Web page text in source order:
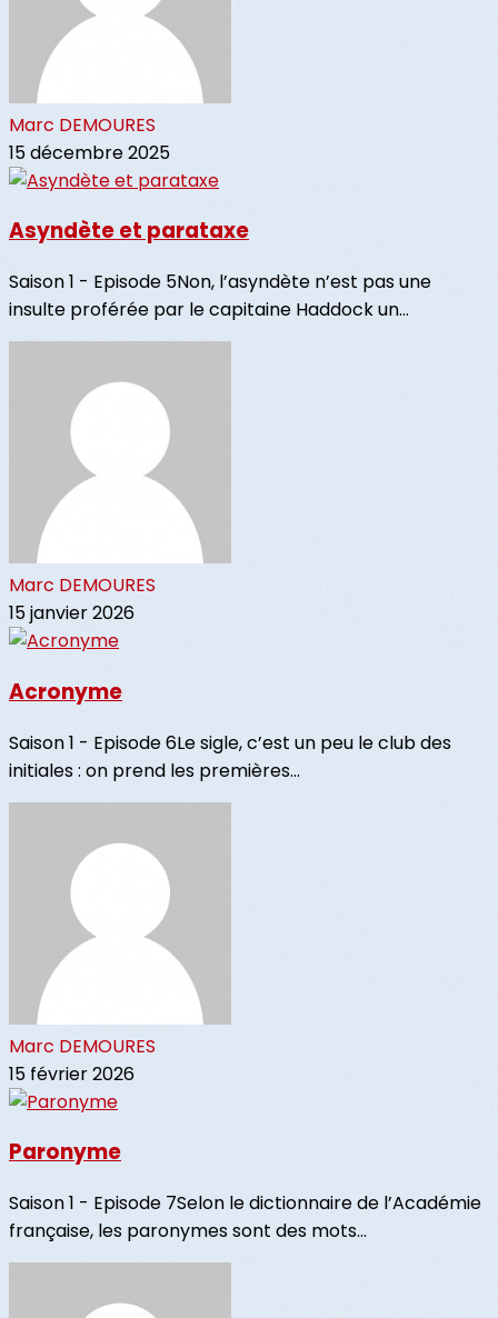
Marc DEMOURES
15 décembre 2025
Asyndète et parataxe
Saison 1 - Episode 5Non, l’asyndète n’est pas une
insulte proférée par le capitaine Haddock un...
Marc DEMOURES
15 janvier 2026
Acronyme
Saison 1 - Episode 6Le sigle, c’est un peu le club des
initiales : on prend les premières...
Marc DEMOURES
15 février 2026
Paronyme
Saison 1 - Episode 7Selon le dictionnaire de l’Académie
française, les paronymes sont des mots...